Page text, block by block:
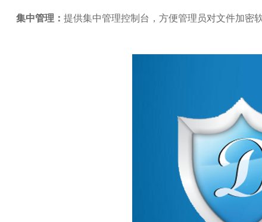
集中管理： 提供集中管理控制台，方便管理员对文件加密